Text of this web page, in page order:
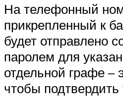
На телефонный
прикрепленный к
будет отправлено
паролем для
отдельной графе –
чтобы